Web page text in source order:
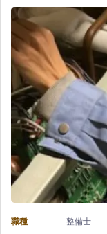
る/
四
輪
整
備
経
験
張
り
は
し
っ
か
り
給
ク
整
備】
株
式
会
社
職種
整備士